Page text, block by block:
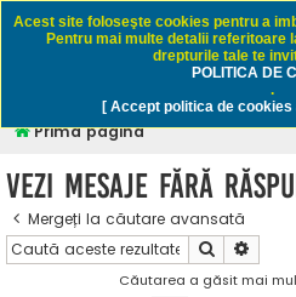
Rapitori.ro -
Prima pagină
Vezi mesaje fără
Mergeți la căutare avansată
Căutare
Căutarea a găsit mai
Acest site foloseşte cookies pentru a
Pentru mai multe detalii referitoare
drepturile tale te
POLITICA DE
.
[ Accept politica de